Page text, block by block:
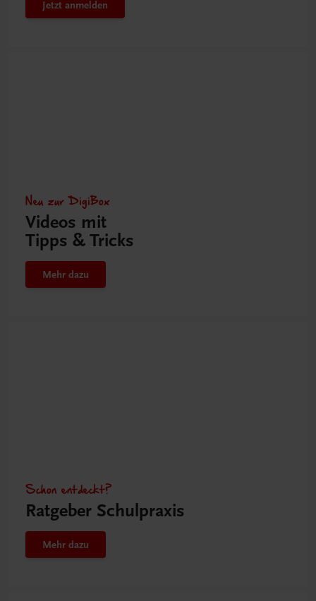
Jetzt anmelden
Neu zur DigiBox
Videos mit
Tipps & Tricks
Mehr dazu
Schon entdeckt?
Ratgeber Schulpraxis
Mehr dazu